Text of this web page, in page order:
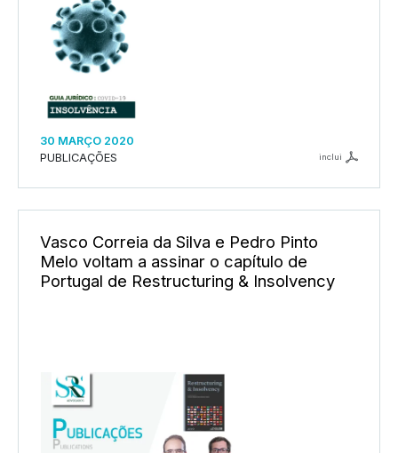
30 MARÇO 2020
PUBLICAÇÕES
inclui
Vasco Correia da Silva e Pedro Pinto
Melo voltam a assinar o capítulo de
Portugal de Restructuring & Insolvency